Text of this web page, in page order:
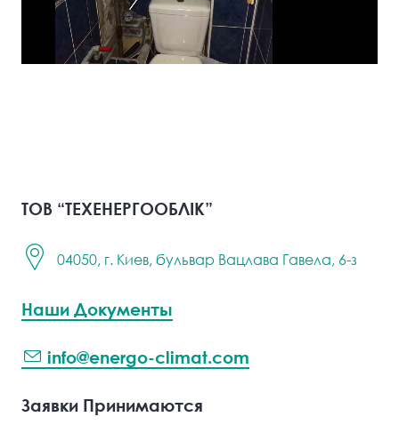
ТОВ “ТЕХЕНЕРГООБЛІК”
04050, г. Киев, бульвар Вацлава Гавела, 6-з
Наши Документы
info@energo-climat.com
Заявки Принимаются